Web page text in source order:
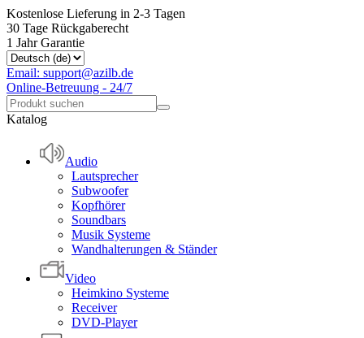
Kostenlose Lieferung in 2-3 Tagen
30 Tage Rückgaberecht
1 Jahr Garantie
Email: support@azilb.de
Online-Betreuung - 24/7
Katalog
Audio
Lautsprecher
Subwoofer
Kopfhörer
Soundbars
Musik Systeme
Wandhalterungen & Ständer
Video
Heimkino Systeme
Receiver
DVD-Player